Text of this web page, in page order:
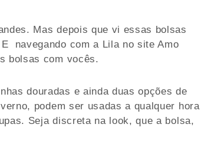
Mas depois que vi essas bolsas
navegando com a Lila no site Amo
bolsas com vocês.
douradas e ainda duas opções de
podem ser usadas a qualquer hora
Seja discreta na look, que a bolsa,